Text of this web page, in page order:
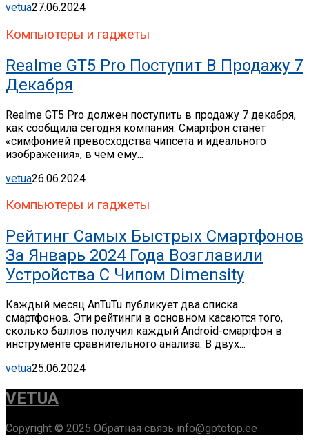
vetua27.06.2024
Компьютеры и гаджеты
Realme GT5 Pro Поступит В Продажу 7
Декабря
Realme GT5 Pro должен поступить в продажу 7 декабря,
как сообщила сегодня компания. Смартфон станет
«симфонией превосходства чипсета и идеального
изображения», в чем ему...
vetua26.06.2024
Компьютеры и гаджеты
Рейтинг Самых Быстрых Смартфонов
За Январь 2024 Года Возглавили
Устройства С Чипом Dimensity
Каждый месяц AnTuTu публикует два списка
смартфонов. Эти рейтинги в основном касаются того,
сколько баллов получил каждый Android-смартфон в
инструменте сравнительного анализа. В двух...
vetua25.06.2024
VETUA
Copyright © 2025 Обратная связь info@gototop.ee